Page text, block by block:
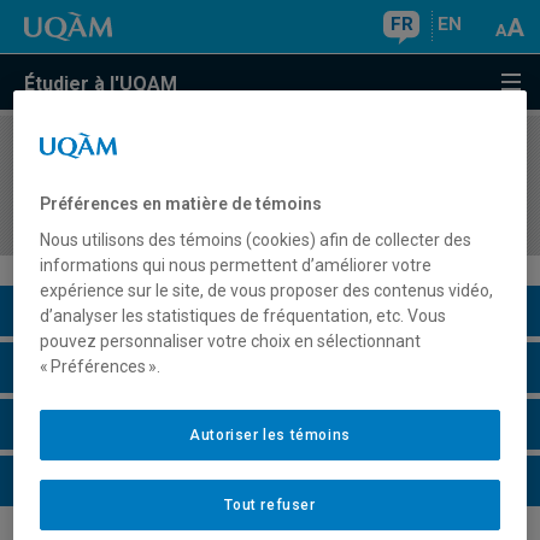
FR EN
Étudier à l'UQAM
COURS//
Amérique latine
Description du cours
Horaire - Été 2026
Horaire - Automne 2026
Horaire - Hiver 2027
Préférences en matière de témoins
Nous utilisons des témoins (cookies) afin de collecter des
informations qui nous permettent d’améliorer votre
expérience sur le site, de vous proposer des contenus vidéo,
d’analyser les statistiques de fréquentation, etc. Vous
pouvez personnaliser votre choix en sélectionnant
« Préférences ».
Tout refuser
Autoriser les témoins